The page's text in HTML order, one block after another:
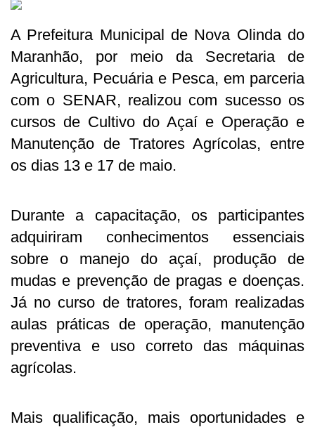
A Prefeitura Municipal de Nova Olinda do
Maranhão, por meio da Secretaria de
Agricultura, Pecuária e Pesca, em parceria
com o SENAR, realizou com sucesso os
cursos de Cultivo do Açaí e Operação e
Manutenção de Tratores Agrícolas, entre
os dias 13 e 17 de maio.
Durante a capacitação, os participantes
adquiriram conhecimentos essenciais
sobre o manejo do açaí, produção de
mudas e prevenção de pragas e doenças.
Já no curso de tratores, foram realizadas
aulas práticas de operação, manutenção
preventiva e uso correto das máquinas
agrícolas.
Mais qualificação, mais oportunidades e